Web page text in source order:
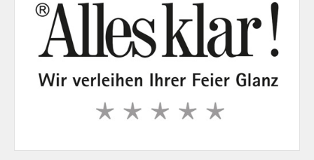
a
h